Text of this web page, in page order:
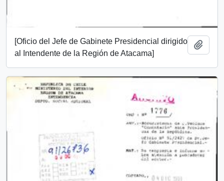
[Oficio del Jefe de Gabinete Presidencial dirigido
al Intendente de la Región de Atacama]